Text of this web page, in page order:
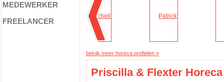
MEDEWERKER
FREELANCER
bekijk meer horeca profielen »
Priscilla & Flexter Horeca